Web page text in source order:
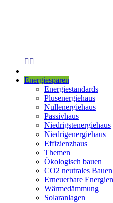
Energiesparen
Energiestandards
Plusenergiehaus
Nullenergiehaus
Passivhaus
Niedrigstenergiehaus
Niedrigenergiehaus
Effizienzhaus
Themen
Ökologisch bauen
CO2 neutrales Bauen
Erneuerbare Energien
Wärmedämmung
Solaranlagen